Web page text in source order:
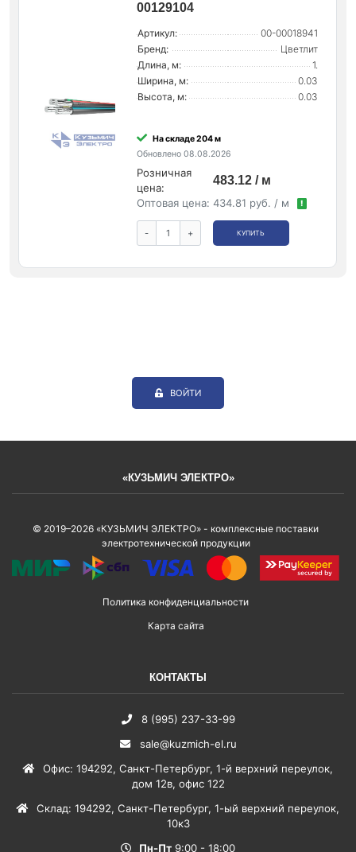
00129104
Артикул:
00-00018941
Бренд:
Цветлит
Длина, м:
1.
Ширина, м:
0.03
Высота, м:
0.03
На складе 204 м
Обновлено 08.08.2026
Розничная
цена:
483.12 / м
Оптовая цена: 434.81 руб. / м !
- + КУПИТЬ
ВОЙТИ
«КУЗЬМИЧ ЭЛЕКТРО»
© 2019–2026 «КУЗЬМИЧ ЭЛЕКТРО» - комплексные поставки
электротехнической продукции
Политика конфиденциальности
Карта сайта
КОНТАКТЫ
8 (995) 237-33-99
sale@kuzmich-el.ru
Офис: 194292, Санкт-Петербург, 1-й верхний переулок,
дом 12в, офис 122
Склад: 194292, Санкт-Петербург, 1-ый верхний переулок,
10к3
Пн-Пт 9:00 - 18:00